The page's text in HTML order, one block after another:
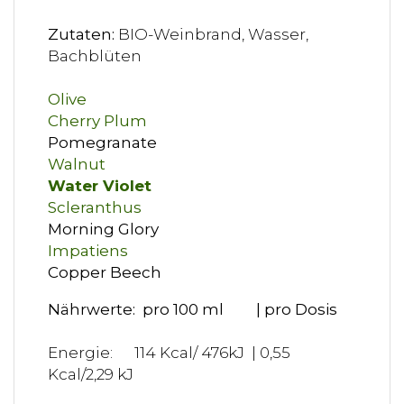
Zutaten: BIO-Weinbrand, Wasser,
Bachblüten
Olive
Cherry Plum
Pomegranate
Walnut
Water Violet
Scleranthus
Morning Glory
Impatiens
Copper Beech
Nährwerte: pro 100 ml | pro Dosis
Energie: 114 Kcal/ 476kJ | 0,55
Kcal/2,29 kJ